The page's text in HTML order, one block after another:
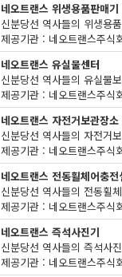
네오트랜스 위생용품판매기
제공기관 : 네오트랜스주
네오트랜스 유실물센터
제공기관 : 네오트랜스주
네오트랜스 자전거보관장소
제공기관 : 네오트랜스주
네오트랜스 전동휠체어충전
제공기관 : 네오트랜스주
네오트랜스 즉석사진기
제공기관 : 네오트랜스주